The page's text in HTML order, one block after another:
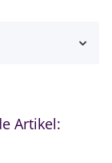
Artikel: